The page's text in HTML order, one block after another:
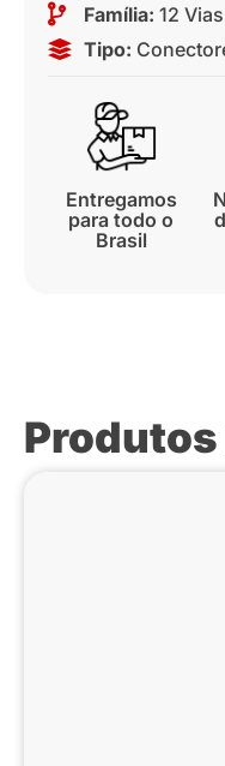
Família: 12 Vias
Tipo:
Entregamos
para todo o
Brasil